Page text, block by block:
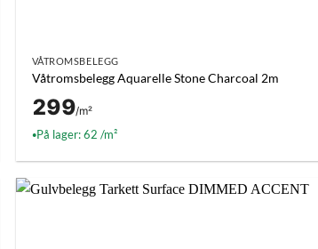
VÅTROMSBELEGG
Våtromsbelegg Aquarelle Stone Charcoal 2m
299/m²
●På lager: 62 /m²